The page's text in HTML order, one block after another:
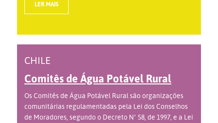
LER MAIS
CHILE
Comitês de Água Potável Rural
Os Comitês de Água Potável Rural são organizações
comunitárias regulamentadas pela Lei dos Conselhos
de Moradores, segundo o Decreto Nº 58, de 1997, e a Lei